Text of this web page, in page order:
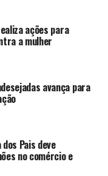
ações para
a mulher
avança para
Pais deve
no comércio e